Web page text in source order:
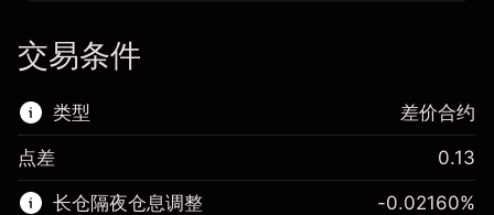
交易条件
类型
该金融市场可进行差价合约交易。
差价合约
点差 0.13
长仓隔夜仓息调整 -0.02160%